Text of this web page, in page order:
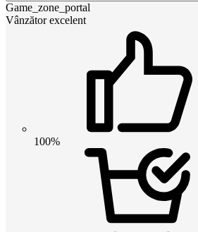
Game_zone_portal
Vânzător excelent
100%